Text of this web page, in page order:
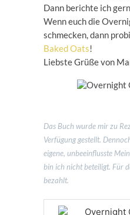
Dann berichte ich
Wenn euch die
schmecken, dann
Baked Oats!
Liebste Grüße von
Das Buch wurde mir zu
Verfügung gestellt.
eigene, unbeeinflusste
bin ich nicht beteiligt. Für
bezahlt.